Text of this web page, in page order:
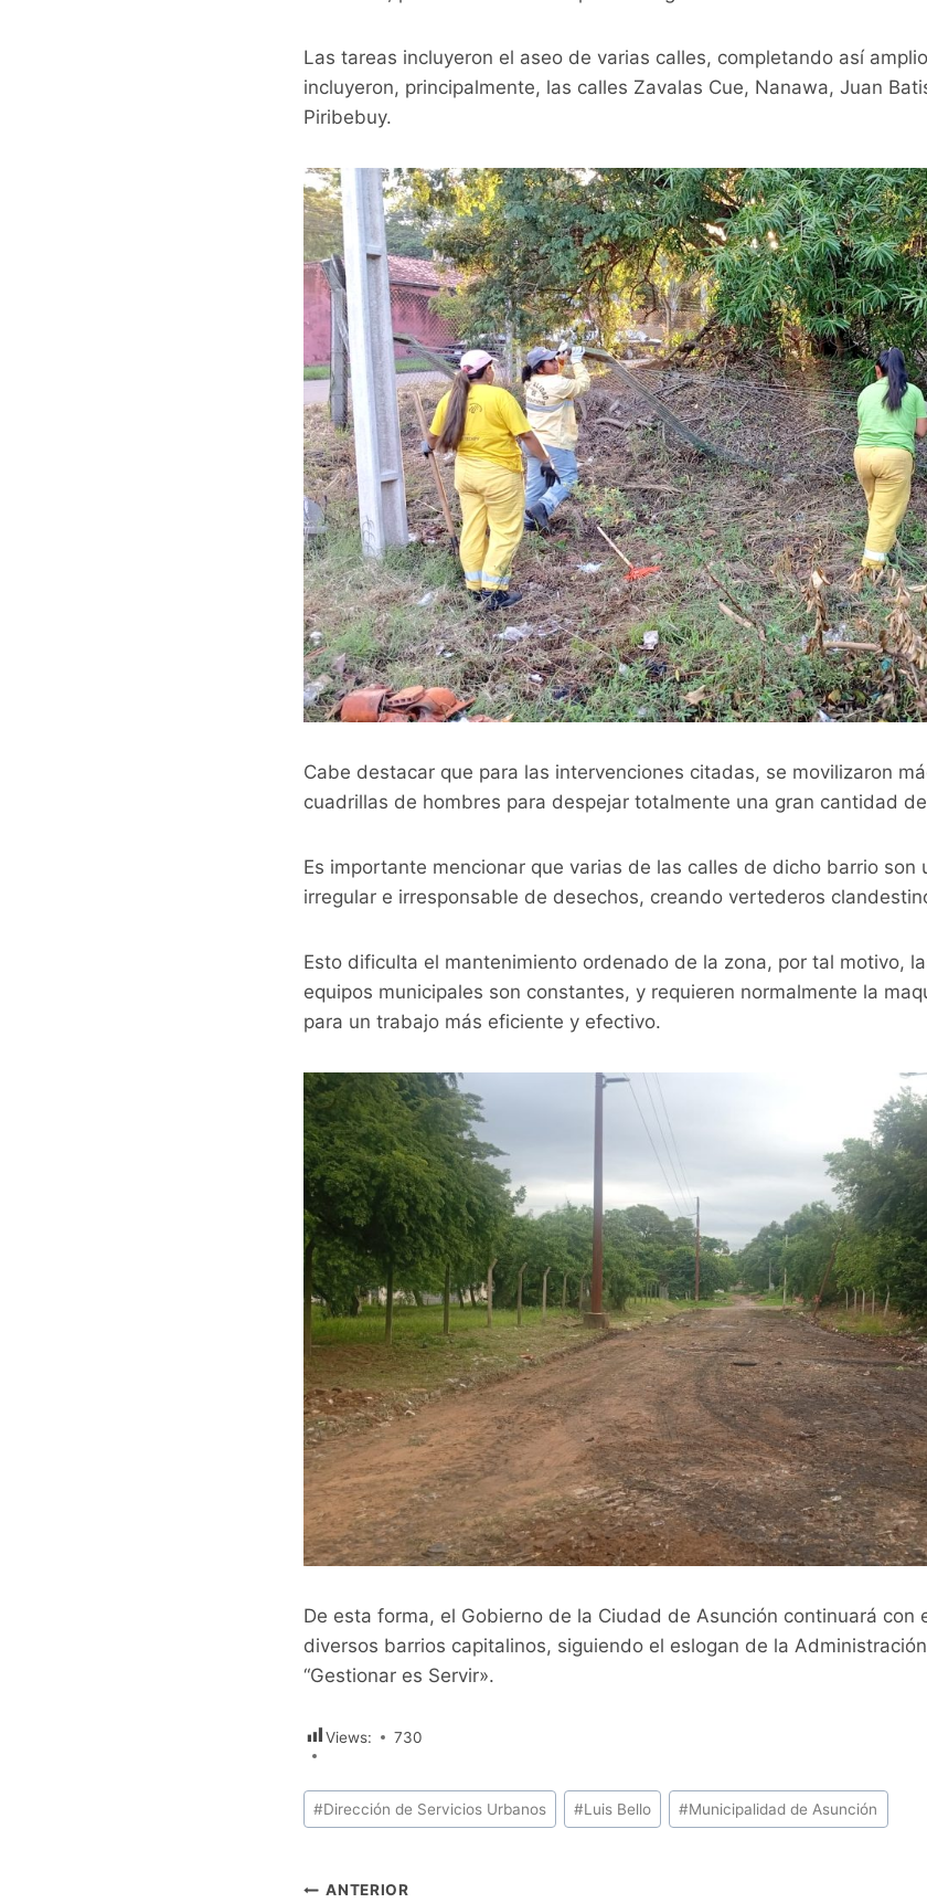
Las tareas incluyeron el aseo de varias calles, completando así
incluyeron, principalmente, las calles Zavalas Cue, Nanawa, Juan
Piribebuy.
Cabe destacar que para las intervenciones citadas, se movilizaron
cuadrillas de hombres para despejar totalmente una gran cantidad
Es importante mencionar que varias de las calles de dicho barrio
irregular e irresponsable de desechos, creando vertederos
Esto dificulta el mantenimiento ordenado de la zona, por tal motivo,
equipos municipales son constantes, y requieren normalmente la
para un trabajo más eficiente y efectivo.
De esta forma, el Gobierno de la Ciudad de Asunción continuará con
diversos barrios capitalinos, siguiendo el eslogan de la
“Gestionar es Servir».
Views: 730
Etiquetas
de
entrada:
#Dirección de Servicios Urbanos #Luis Bello #Municipalidad de Asunción
ANTERIOR